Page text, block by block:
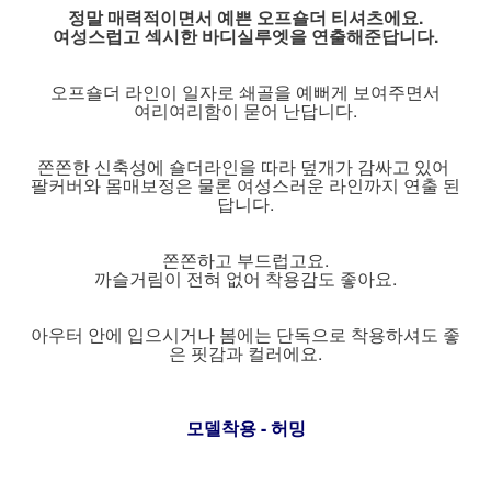
정말 매력적이면서 예쁜 오프숄더 티셔츠에요.
여성스럽고 섹시한 바디실루엣을 연출해준답니다.
오프숄더 라인이 일자로 쇄골을 예뻐게 보여주면서
여리여리함이 묻어 난답니다.
쫀쫀한 신축성에 숄더라인을 따라 덮개가 감싸고 있어
팔커버와 몸매보정은 물론 여성스러운 라인까지 연출 된
답니다.
쫀쫀하고 부드럽고요.
까슬거림이 전혀 없어 착용감도 좋아요.
아우터 안에 입으시거나 봄에는 단독으로 착용하셔도 좋
은 핏감과 컬러에요.
모델착용 - 허밍